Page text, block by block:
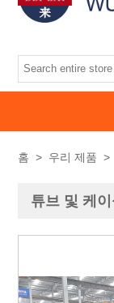
홈 > 우리 제품 >
튜브 및 케이